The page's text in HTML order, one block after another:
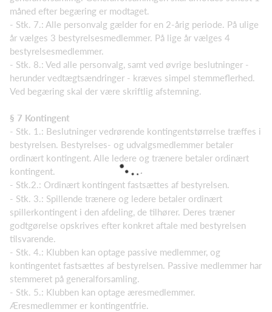
måned efter begæring er modtaget.
- Stk. 7.: Alle personvalg gælder for en 2-årig periode. På ulige
år vælges 3 bestyrelsesmedlemmer. På lige år vælges 4
bestyrelsesmedlemmer.
- Stk. 8.: Ved alle personvalg, samt ved øvrige beslutninger -
herunder vedtægtsændringer - kræves simpel stemmeflerhed.
Ved begæring skal der være skriftlig afstemning.
§ 7 Kontingent
- Stk. 1.: Beslutninger vedrørende kontingentstørrelse træffes i
bestyrelsen. Bestyrelses- og udvalgsmedlemmer betaler
ordinært kontingent. Alle ledere og trænere betaler ordinært
kontingent.
- Stk.2.: Ordinært kontingent fastsættes af bestyrelsen.
- Stk. 3.: Spillende trænere og ledere betaler ordinært
spillerkontingent i den afdeling, de tilhører. Deres træner
godtgørelse opskrives efter konkret aftale med bestyrelsen
tilsvarende.
- Stk. 4.: Klubben kan optage passive medlemmer, og
kontingentet fastsættes af bestyrelsen. Passive medlemmer har
stemmeret på generalforsamling.
- Stk. 5.: Klubben kan optage æresmedlemmer.
Æresmedlemmer er kontingentfrie.